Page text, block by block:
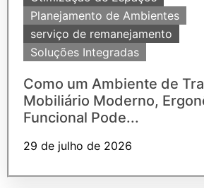
Planejamento de Ambientes
serviço de remanejamento
Soluções Integradas
Como um Ambiente de
Mobiliário Moderno,
Funcional Pode...
29 de julho de 2026